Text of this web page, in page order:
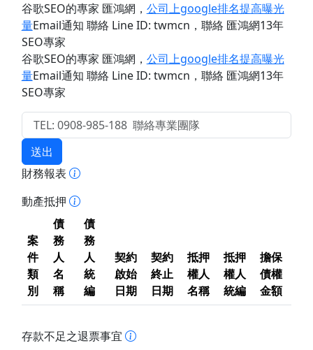
谷歌SEO的專家 匯鴻網 ， 公司上google排名提高曝光
量Email通知 聯絡 Line ID: twmcn ，聯絡 匯鴻網13年
SEO專家
谷歌SEO的專家 匯鴻網 ， 公司上google排名提高曝光
量Email通知 聯絡 Line ID: twmcn ，聯絡 匯鴻網13年
SEO專家
送出
財務報表
動產抵押
案
件
類
別
債
務
人
名
稱
債
務
人
統
編
契約
啟始
日期
契約
終止
日期
抵押
權人
名稱
抵押
權人
統編
擔保
債權
金額
存款不足之退票事宜